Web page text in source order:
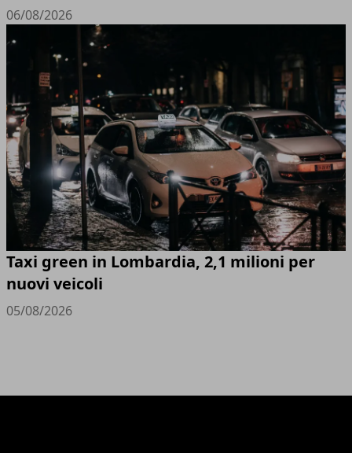
06/08/2026
Taxi green in Lombardia, 2,1 milioni per
nuovi veicoli
05/08/2026